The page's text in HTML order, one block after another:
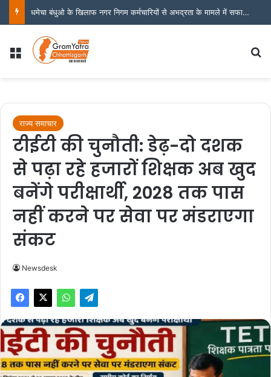
धमेचा बंधुओ के खिलाफ नगर निगम कर्मचारियों से अभद्रता के मामले में सफाई कर्मचारी महासंघ भी उतरा मैदान में
Menu
राज्य समाचार
टीईटी की चुनौती: डेढ़-दो दशक
से पढ़ा रहे हजारों शिक्षक अब खुद
बनेंगे परीक्षार्थी, 2028 तक पास
नहीं करने पर सेवा पर मंडराएगा
संकट
Newsdesk